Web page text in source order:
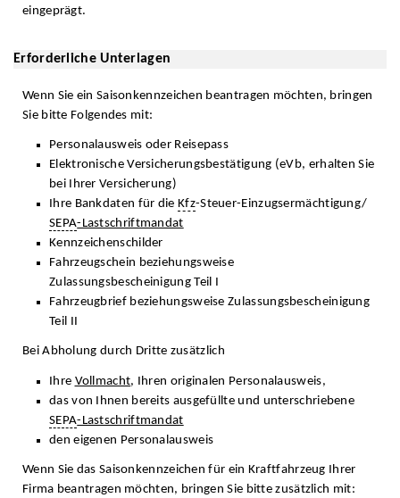
eingeprägt.
Erforderliche Unterlagen
Wenn Sie ein Saisonkennzeichen beantragen möchten, bringen
Sie bitte Folgendes mit:
Personalausweis oder Reisepass
Elektronische Versicherungsbestätigung (eVb, erhalten Sie
bei Ihrer Versicherung)
Ihre Bankdaten für die Kfz-Steuer-Einzugsermächtigung/
SEPA-Lastschriftmandat
Kennzeichenschilder
Fahrzeugschein beziehungsweise
Zulassungsbescheinigung Teil I
Fahrzeugbrief beziehungsweise Zulassungsbescheinigung
Teil II
Bei Abholung durch Dritte zusätzlich
Ihre Vollmacht, Ihren originalen Personalausweis,
das von Ihnen bereits ausgefüllte und unterschriebene
SEPA-Lastschriftmandat
den eigenen Personalausweis
Wenn Sie das Saisonkennzeichen für ein Kraftfahrzeug Ihrer
Firma beantragen möchten, bringen Sie bitte zusätzlich mit: